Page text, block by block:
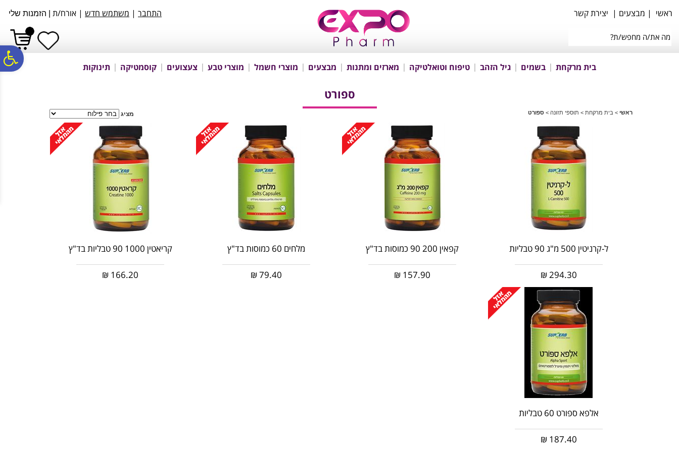
נגישות
אתר
המרכזי
ראשי | מבצעים | יצירת קשר התחבר | משתמש חדש | אורח/ת הזמנות שלי
בית מרקחת בשמים גיל הזהב טיפוח וטואלטיקה מארזים ומתנות מבצעים מוצרי חשמל מוצרי טבע צעצועים קוסמטיקה תינוקות
ספורט
ראשי > בית מרקחת > תוספי תזונה > ספורט מציג
ל-קרניטין 500 מ"ג 90 טבליות
294.30
₪
קפאין 200 90 כמוסות בד"ץ
157.90
₪
מלחים 60 כמוסות בד"ץ
79.40
₪
קריאטין 1000 90 טבליות בד"ץ
166.20
₪
אלפא ספורט 60 טבליות
187.40
₪